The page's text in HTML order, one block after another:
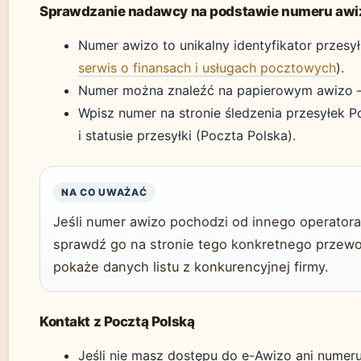
Sprawdzanie nadawcy na podstawie numeru
Numer awizo to unikalny identyfikator
serwis o finansach i usługach pocztowych).
Numer można znaleźć na papierowym
Wpisz numer na stronie śledzenia przesyłek
i statusie przesyłki (Poczta Polska).
NA CO UWAŻAĆ
Jeśli numer awizo pochodzi od innego
sprawdź go na stronie tego konkretnego
pokaże danych listu z konkurencyjnej firmy.
Kontakt z Pocztą Polską
Jeśli nie masz dostępu do e-Awizo ani